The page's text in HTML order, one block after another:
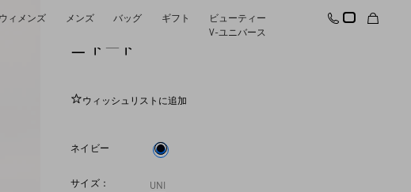
ウィメンズ メンズ バッグ ギフト
ビューティー
V-ユニバース
ロックスタッズ ラミネートカーフスキン ミ
ニ トート
ウィッシュリストに追加
ネイビー
サイズ： UNI